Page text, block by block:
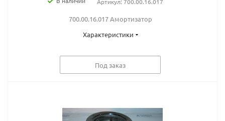
700.00.16.017 Амортизатор
Характеристики
Под заказ